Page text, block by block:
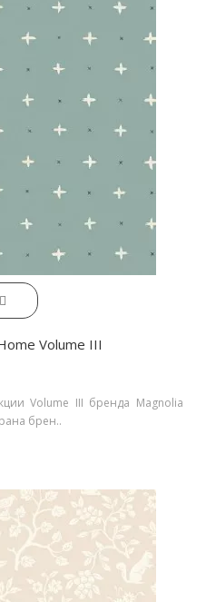
Volume III
Volume III бренда Magnolia
брен..